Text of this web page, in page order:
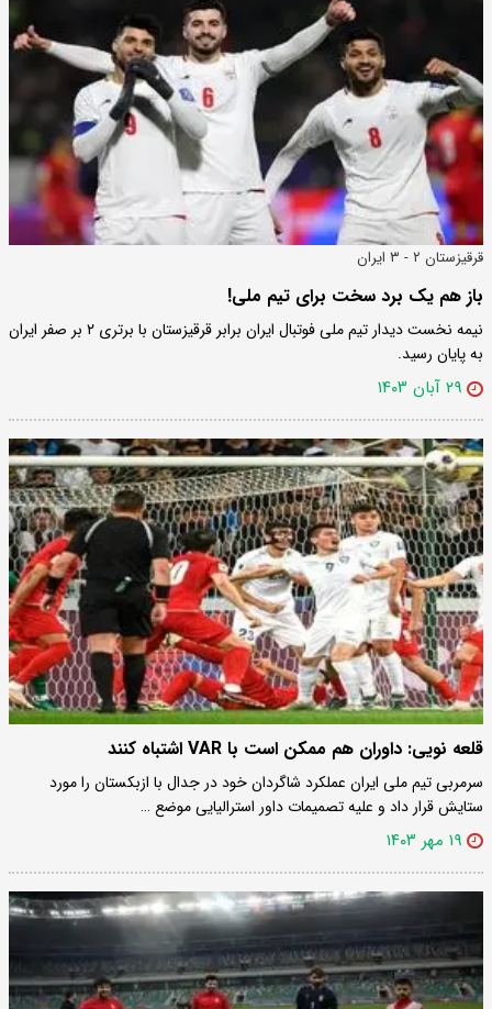
قرقیزستان ۲ - ۳ ایران
باز هم یک برد سخت برای تیم ملی!
نیمه نخست دیدار تیم ملی فوتبال ایران برابر قرقیزستان با برتری ۲ بر صفر ایران
به پایان رسید.
۲۹ آبان ۱۴۰۳
قلعه نویی: داوران هم ممکن است با VAR اشتباه کنند
سرمربی تیم ملی ایران عملکرد شاگردان خود در جدال با ازبکستان را مورد
ستایش قرار داد و علیه تصمیمات داور استرالیایی موضع …
۱۹ مهر ۱۴۰۳